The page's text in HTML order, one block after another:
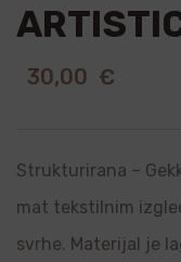
30,00 €
Strukturirana –
mat tekstilnim
svrhe. Materijal je